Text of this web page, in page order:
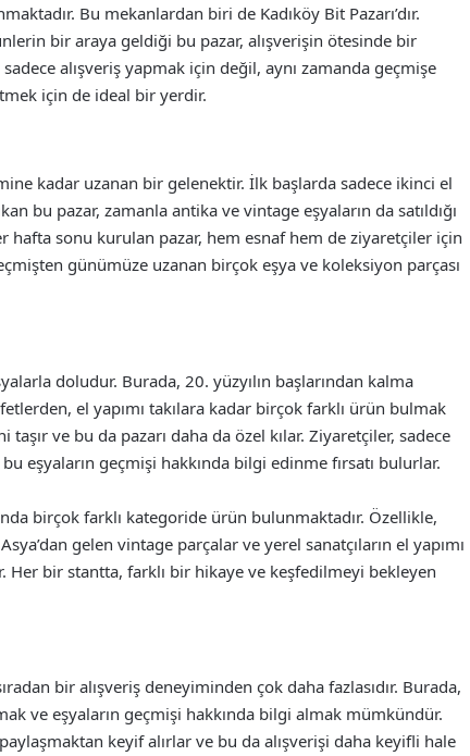
Bu mekanlardan biri de Kadıköy Bit Pazarı’dır.
bir araya geldiği bu pazar, alışverişin ötesinde bir
alışveriş yapmak için değil, aynı zamanda geçmişe
için de ideal bir yerdir.
kadar uzanan bir gelenektir. İlk başlarda sadece ikinci el
bu pazar, zamanla antika ve vintage eşyaların da satıldığı
hafta sonu kurulan pazar, hem esnaf hem de ziyaretçiler için
günümüze uzanan birçok eşya ve koleksiyon parçası
doludur. Burada, 20. yüzyılın başlarından kalma
el yapımı takılara kadar birçok farklı ürün bulmak
ve bu da pazarı daha da özel kılar. Ziyaretçiler, sadece
eşyaların geçmişi hakkında bilgi edinme fırsatı bulurlar.
birçok farklı kategoride ürün bulunmaktadır. Özellikle,
gelen vintage parçalar ve yerel sanatçıların el yapımı
bir stantta, farklı bir hikaye ve keşfedilmeyi bekleyen
bir alışveriş deneyiminden çok daha fazlasıdır. Burada,
ve eşyaların geçmişi hakkında bilgi almak mümkündür.
keyif alırlar ve bu da alışverişi daha keyifli hale